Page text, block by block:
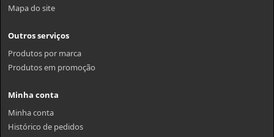
Mapa do site
Outros serviços
Produtos por marca
Produtos em promoção
Minha conta
Minha conta
Histórico de pedidos